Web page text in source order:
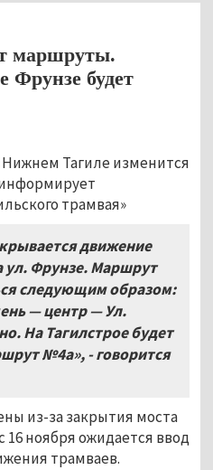
маршруты.
Фрунзе будет
Тагиле изменится
трамвая»
движение
ул. Фрунзе. Маршрут
следующим образом:
— центр — Ул.
На Тагилстрое будет
№4а», - говорится
из-за закрытия моста
16 ноября ожидается ввод
трамваев.